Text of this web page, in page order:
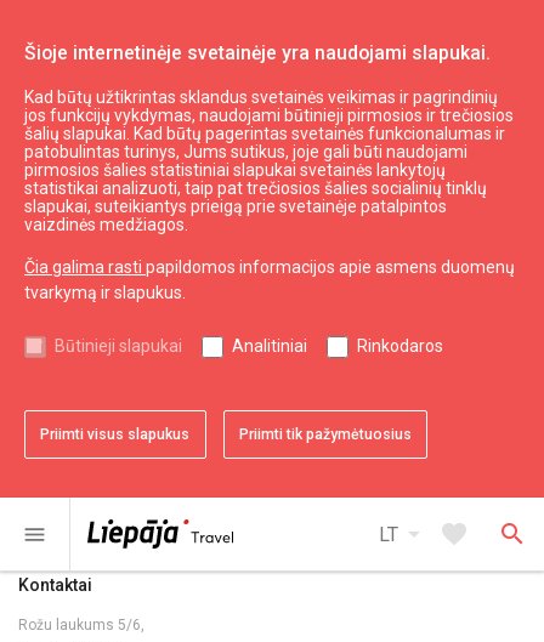
Šioje internetinėje svetainėje yra naudojami slapukai.
Kad būtų užtikrintas sklandus svetainės veikimas ir pagrindinių
jos funkcijų vykdymas, naudojami būtinieji pirmosios ir trečiosios
šalių slapukai. Kad būtų pagerintas svetainės funkcionalumas ir
patobulintas turinys, Jums sutikus, joje gali būti naudojami
pirmosios šalies statistiniai slapukai svetainės lankytojų
statistikai analizuoti, taip pat trečiosios šalies socialinių tinklų
slapukai, suteikiantys prieigą prie svetainėje patalpintos
vaizdinės medžiagos.
Čia galima rasti papildomos informacijos apie asmens duomenų
tvarkymą ir slapukus.
Būtinieji slapukai Analitiniai Rinkodaros
Priimti visus slapukus Priimti tik pažymėtuosius
menu LT arrow_drop_down favorite search
Swedbank
Į viršų expand_less
Informacija
Turizmas Latvijoje
Turizmas Kuržemėje
Naudingas
Žemėlapiai ir Brošiūros
Kontaktai
Rožu laukums 5/6,